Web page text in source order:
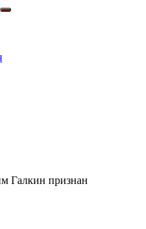
Поиск
Галкин признан